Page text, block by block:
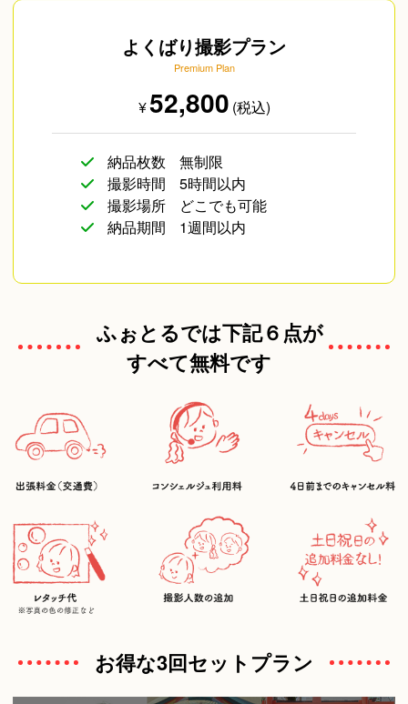
よくばり撮影プラン
Premium Plan
¥52,800 (税込)
納品枚数
無制限
撮影時間
5時間以内
撮影場所
どこでも可能
納品期間
1週間以内
ふぉとるでは下記６点が
すべて無料です
お得な3回セットプラン